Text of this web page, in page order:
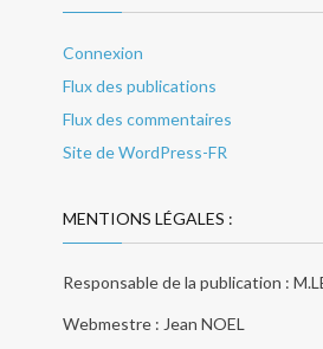
Connexion
Flux des publications
Flux des commentaires
Site de WordPress-FR
MENTIONS LÉGALES :
Responsable de la publication :
Webmestre : Jean NOEL